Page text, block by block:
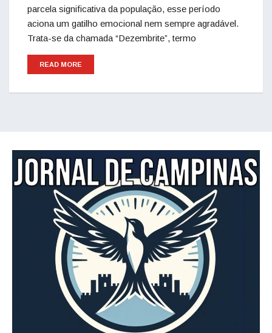
parcela significativa da população, esse período
aciona um gatilho emocional nem sempre agradável.
Trata-se da chamada “Dezembrite”, termo
READ MORE